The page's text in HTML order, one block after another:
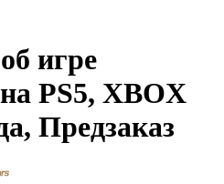
игре
PS5, XBOX
Предзаказ